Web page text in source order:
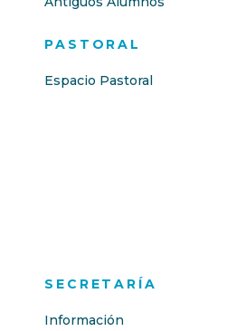
PASTORAL
Espacio Pastoral
SECRETARÍA
Información